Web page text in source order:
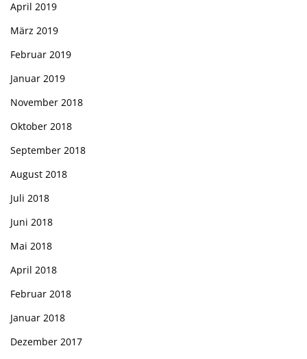
April 2019
März 2019
Februar 2019
Januar 2019
November 2018
Oktober 2018
September 2018
August 2018
Juli 2018
Juni 2018
Mai 2018
April 2018
Februar 2018
Januar 2018
Dezember 2017